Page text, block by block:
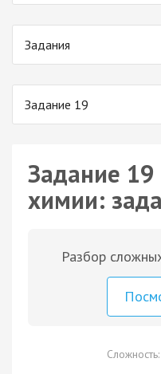
Задания
Задание 19
Задание 19
химии:
Разбор
Сложность: